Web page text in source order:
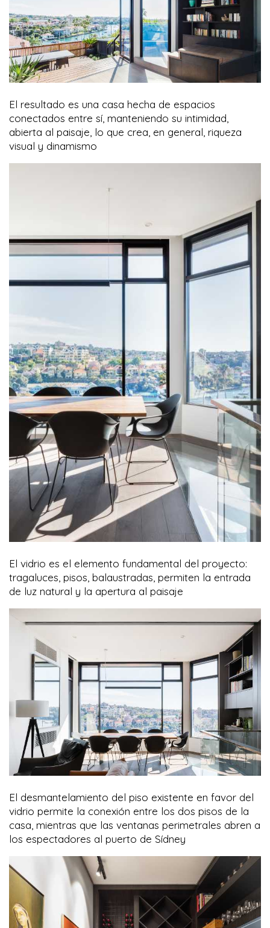
El resultado es una casa hecha de espacios
conectados entre sí, manteniendo su intimidad,
abierta al paisaje, lo que crea, en general, riqueza
visual y dinamismo
El vidrio es el elemento fundamental del proyecto:
tragaluces, pisos, balaustradas, permiten la entrada
de luz natural y la apertura al paisaje
El desmantelamiento del piso existente en favor del
vidrio permite la conexión entre los dos pisos de la
casa, mientras que las ventanas perimetrales abren a
los espectadores al puerto de Sídney